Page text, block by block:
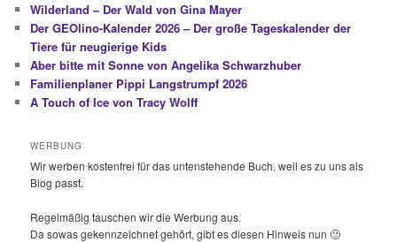
Wilderland – Der Wald von Gina Mayer
Der GEOlino-Kalender 2026 – Der große Tageskalender der
Tiere für neugierige Kids
Aber bitte mit Sonne von Angelika Schwarzhuber
Familienplaner Pippi Langstrumpf 2026
A Touch of Ice von Tracy Wolff
WERBUNG
Wir werben kostenfrei für das untenstehende Buch, weil es zu uns als
Blog passt.
Regelmäßig tauschen wir die Werbung aus.
Da sowas gekennzeichnet gehört, gibt es diesen Hinweis nun 🙂